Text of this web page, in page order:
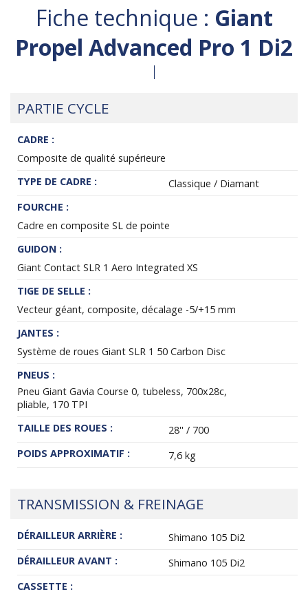
Fiche technique : Giant
Propel Advanced Pro 1 Di2
PARTIE CYCLE
CADRE :
Composite de qualité supérieure
TYPE DE CADRE :
Classique / Diamant
FOURCHE :
Cadre en composite SL de pointe
GUIDON :
Giant Contact SLR 1 Aero Integrated XS
TIGE DE SELLE :
Vecteur géant, composite, décalage -5/+15 mm
JANTES :
Système de roues Giant SLR 1 50 Carbon Disc
PNEUS :
Pneu Giant Gavia Course 0, tubeless, 700x28c,
pliable, 170 TPI
TAILLE DES ROUES :
28'' / 700
POIDS APPROXIMATIF :
7,6 kg
TRANSMISSION & FREINAGE
DÉRAILLEUR ARRIÈRE :
Shimano 105 Di2
DÉRAILLEUR AVANT :
Shimano 105 Di2
CASSETTE :